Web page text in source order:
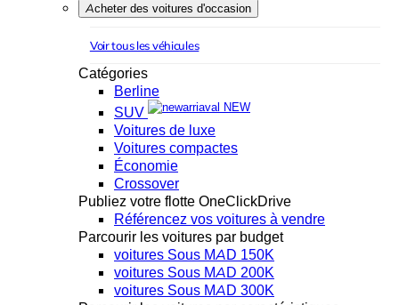
Acheter des voitures d'occasion
Voir tous les véhicules
Catégories
Berline
SUV
NEW
Voitures de luxe
Voitures compactes
Économie
Crossover
Publiez votre flotte OneClickDrive
Référencez vos voitures à vendre
Parcourir les voitures par budget
voitures Sous MAD 150K
voitures Sous MAD 200K
voitures Sous MAD 300K